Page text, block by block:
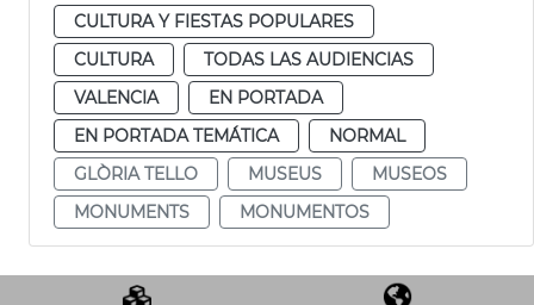
CULTURA Y FIESTAS POPULARES
CULTURA
TODAS LAS AUDIENCIAS
VALENCIA
EN PORTADA
EN PORTADA TEMÁTICA
NORMAL
GLÒRIA TELLO
MUSEUS
MUSEOS
MONUMENTS
MONUMENTOS